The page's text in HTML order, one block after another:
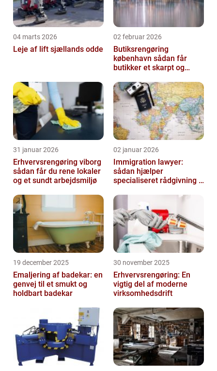
04 marts 2026
Leje af lift sjællands odde
02 februar 2026
Butiksrengøring
københavn sådan får
butikker et skarpt og
31 januar 2026
Erhvervsrengøring viborg
sådan får du rene lokaler
og et sundt arbejdsmiljø
02 januar 2026
Immigration lawyer:
sådan hjælper
specialiseret rådgivning i
19 december 2025
Emaljering af badekar: en
genvej til et smukt og
holdbart badekar
30 november 2025
Erhvervsrengøring: En
vigtig del af moderne
virksomhedsdrift